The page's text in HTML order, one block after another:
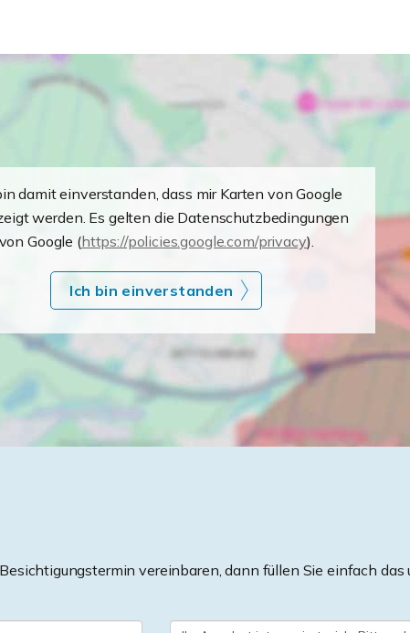
damit einverstanden, dass mir Karten von Google
werden. Es gelten die Datenschutzbedingungen
von Google (https://policies.google.com/privacy).
Ich bin einverstanden
vereinbaren, dann füllen Sie einfach